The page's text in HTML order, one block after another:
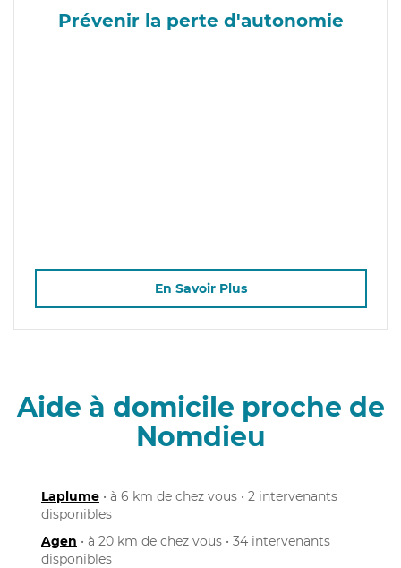
Prévenir la perte d'autonomie
En Savoir Plus
Aide à domicile proche de
Nomdieu
Laplume • à 6 km de chez vous • 2 intervenants
disponibles
Agen • à 20 km de chez vous • 34 intervenants
disponibles